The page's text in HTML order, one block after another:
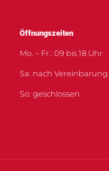
Öffnungszeiten
Mo. – Fr.: 09 bis 18 Uhr
Sa: nach Vereinbarung
So: geschlossen